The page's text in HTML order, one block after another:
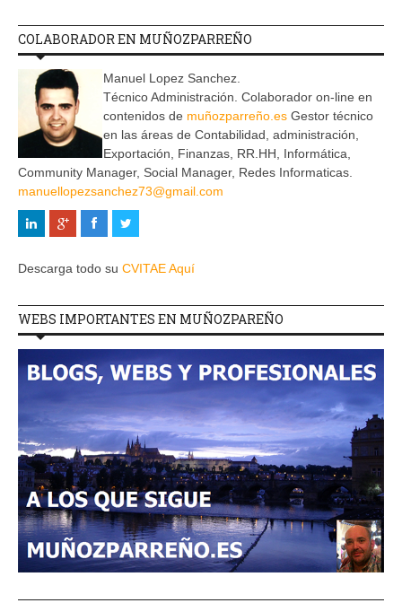
COLABORADOR EN MUÑOZPARREÑO
Manuel Lopez Sanchez.
Técnico Administración. Colaborador on-line en
contenidos de muñozparreño.es Gestor técnico
en las áreas de Contabilidad, administración,
Exportación, Finanzas, RR.HH, Informática,
Community Manager, Social Manager, Redes Informaticas.
manuellopezsanchez73@gmail.com
Descarga todo su CVITAE Aquí
WEBS IMPORTANTES EN MUÑOZPAREÑO